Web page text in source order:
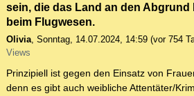
sein, die das Land an den Abgrund
beim Flugwesen.
Olivia, Sonntag, 14.07.2024, 14:59 (vor 754
Views
Prinzipiell ist gegen den Einsatz von
denn es gibt auch weibliche Attentäter/